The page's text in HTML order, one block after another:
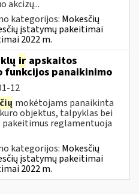
akcizų...
kategorijos: Mokesčių
įstatymų pakeitimai
2022 m.
ir apskaitos
funkcijos panaikinimo
12
mokėtojams panaikinta
objektus, talpyklas bei
pakeitimus reglamentuoja
kategorijos: Mokesčių
įstatymų pakeitimai
2022 m.